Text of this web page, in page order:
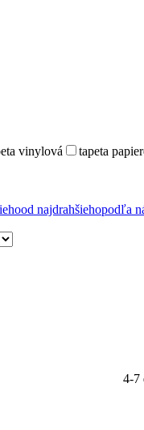
vinylová tapeta
od najdrahšiehopodľa
4-7